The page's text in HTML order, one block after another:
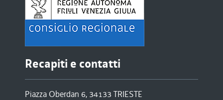
Recapiti e contatti
Piazza Oberdan 6, 34133 TRIESTE